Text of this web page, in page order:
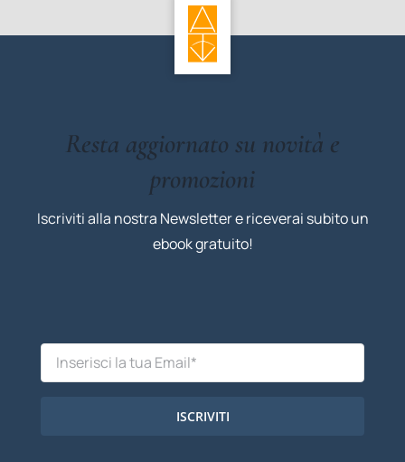
Resta aggiornato su novità e
promozioni
Iscriviti alla nostra Newsletter e riceverai subito un
ebook gratuito!
ISCRIVITI